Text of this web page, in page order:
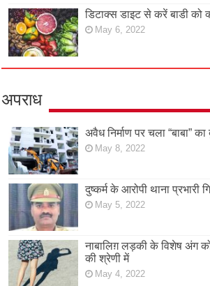
डिटाक्स डाइट से करें बाडी को
May 6, 2022
अपराध
अवैध निर्माण पर चला “बाबा”
May 8, 2022
दुष्कर्म के आरोपी थाना प्रभारी
May 5, 2022
नाबालिग़ लड़की के विशेष अंग
की श्रेणी में
May 4, 2022